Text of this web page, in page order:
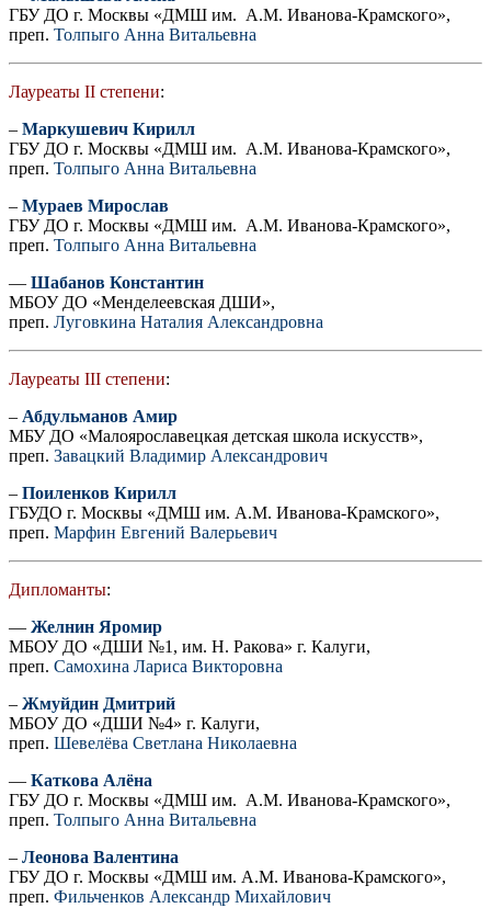
ГБУ ДО г. Москвы «ДМШ им. А.М. Иванова-Крамского»,
преп. Толпыго Анна Витальевна
Лауреаты II степени:
– Маркушевич Кирилл
ГБУ ДО г. Москвы «ДМШ им. А.М. Иванова-Крамского»,
преп. Толпыго Анна Витальевна
– Мураев Мирослав
ГБУ ДО г. Москвы «ДМШ им. А.М. Иванова-Крамского»,
преп. Толпыго Анна Витальевна
— Шабанов Константин
МБОУ ДО «Менделеевская ДШИ»,
преп. Луговкина Наталия Александровна
Лауреаты III степени:
– Абдульманов Амир
МБУ ДО «Малоярославецкая детская школа искусств»,
преп. Завацкий Владимир Александрович
– Поиленков Кирилл
ГБУДО г. Москвы «ДМШ им. А.М. Иванова-Крамского»,
преп. Марфин Евгений Валерьевич
Дипломанты:
— Желнин Яромир
МБОУ ДО «ДШИ №1, им. Н. Ракова» г. Калуги,
преп. Самохина Лариса Викторовна
– Жмуйдин Дмитрий
МБОУ ДО «ДШИ №4» г. Калуги,
преп. Шевелёва Светлана Николаевна
— Каткова Алёна
ГБУ ДО г. Москвы «ДМШ им. А.М. Иванова-Крамского»,
преп. Толпыго Анна Витальевна
– Леонова Валентина
ГБУ ДО г. Москвы «ДМШ им. А.М. Иванова-Крамского»,
преп. Фильченков Александр Михайлович